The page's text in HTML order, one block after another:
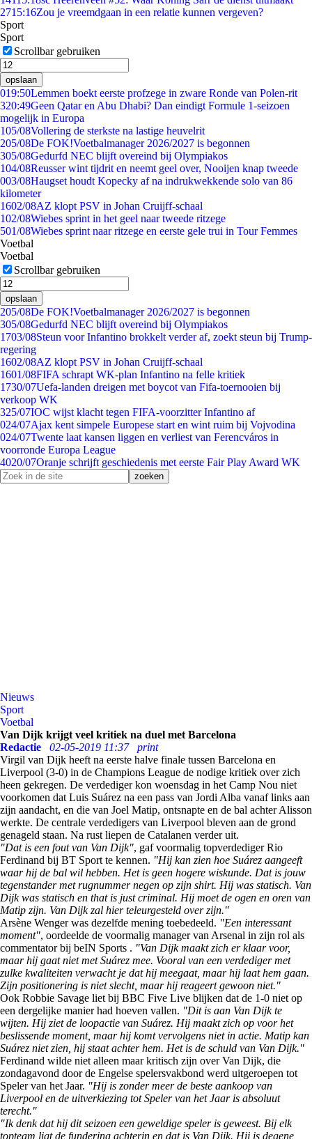
2715:16Zou je vreemdgaan in een relatie kunnen vergeven?
Sport
Sport
Scrollbar gebruiken
opslaan
019:50Lemmen boekt eerste profzege in zware Ronde van Polen-rit
320:49Geen Qatar en Abu Dhabi? Dan eindigt Formule 1-seizoen
mogelijk in Europa
105/08Vollering de sterkste na lastige heuvelrit
205/08De FOK!Voetbalmanager 2026/2027 is begonnen
305/08Gedurfd NEC blijft overeind bij Olympiakos
104/08Reusser wint tijdrit en neemt geel over, Nooijen knap tweede
003/08Haugset houdt Kopecky af na indrukwekkende solo van 86
kilometer
1602/08AZ klopt PSV in Johan Cruijff-schaal
102/08Wiebes sprint in het geel naar tweede ritzege
501/08Wiebes sprint naar ritzege en eerste gele trui in Tour Femmes
Voetbal
Voetbal
Scrollbar gebruiken
opslaan
205/08De FOK!Voetbalmanager 2026/2027 is begonnen
305/08Gedurfd NEC blijft overeind bij Olympiakos
1703/08Steun voor Infantino brokkelt verder af, zoekt steun bij Trump-
regering
1602/08AZ klopt PSV in Johan Cruijff-schaal
1601/08FIFA schrapt WK-plan Infantino na felle kritiek
1730/07Uefa-landen dreigen met boycot van Fifa-toernooien bij
verkoop WK
325/07IOC wijst klacht tegen FIFA-voorzitter Infantino af
024/07Ajax kent simpele Europese start en wint ruim bij Vojvodina
024/07Twente laat kansen liggen en verliest van Ferencváros in
voorronde Europa League
4020/07Oranje schrijft geschiedenis met eerste Fair Play Award WK
Nieuws
Sport
Voetbal
Van Dijk krijgt veel kritiek na duel met Barcelona
Redactie
02-05-2019 11:37
print
Virgil van Dijk heeft na eerste halve finale tussen Barcelona en
Liverpool (3-0) in de Champions League de nodige kritiek over zich
heen gekregen. De verdediger kon woensdag in het Camp Nou niet
voorkomen dat Luis Suárez na een pass van Jordi Alba vanaf links aan
zijn aandacht, en die van Joel Matip, ontsnapte en de bal achter Alisson
werkte. De centrale verdedigers van Liverpool bleven aan de grond
genageld staan. Na rust liepen de Catalanen verder uit.
"Dat is een fout van Van Dijk", gaf voormalig topverdediger Rio
Ferdinand bij BT Sport te kennen. "Hij kan zien hoe Suárez aangeeft
waar hij de bal wil hebben. Het is geen hogere wiskunde. Dat is jouw
tegenstander met rugnummer negen op zijn shirt. Hij was statisch. Van
Dijk was statisch en that is just criminal. Hij moet de ogen en oren van
Matip zijn. Van Dijk zal hier teleurgesteld over zijn."
Arsène Wenger was dezelfde mening toebedeeld. "Een interessant
moment", oordeelde de voormalig manager van Arsenal in zijn rol als
commentator bij beIN Sports . "Van Dijk maakt zich er klaar voor,
maar hij gaat niet met Suárez mee. Vooral van een verdediger met
zulke kwaliteiten verwacht je dat hij meegaat, maar hij laat hem gaan.
Zijn positionering is niet slecht, maar hij reageert gewoon niet."
Ook Robbie Savage liet bij BBC Five Live blijken dat de 1-0 niet op
een dergelijke manier had hoeven vallen. "Dit is aan Van Dijk te
wijten. Hij ziet de loopactie van Suárez. Hij maakt zich op voor het
beslissende moment, maar hij komt vervolgens niet in actie. Matip kan
Suárez niet zien, hij staat achter hem. Het is de schuld van Van Dijk."
Ferdinand wilde niet alleen maar kritisch zijn over Van Dijk, die
zondagavond door de Engelse spelersvakbond werd uitgeroepen tot
Speler van het Jaar. "Hij is zonder meer de beste aankoop van
Liverpool en de uitverkiezing tot Speler van het Jaar is absoluut
terecht."
"Ik denk dat hij dit seizoen een geweldige speler is geweest. Bij elk
topteam ligt de fundering achterin en dat is Van Dijk. Hij is degene